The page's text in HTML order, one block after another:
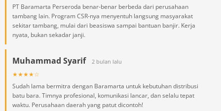
PT Baramarta Perseroda benar-benar berbeda dari perusahaan
tambang lain. Program CSR-nya menyentuh langsung masyarakat
sekitar tambang, mulai dari beasiswa sampai bantuan banjir. Kerja
nyata, bukan sekadar janji.
Muhammad Syarif 2 bulan lalu
★★★★☆
Sudah lama bermitra dengan Baramarta untuk kebutuhan distribusi
batu bara. Timnya profesional, komunikasi lancar, dan selalu tepat
waktu. Perusahaan daerah yang patut dicontoh!